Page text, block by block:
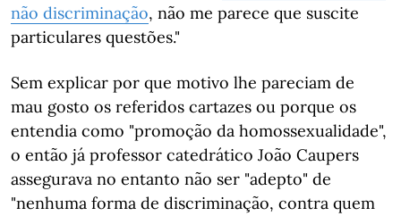
não discriminação, não me parece que suscite
particulares questões."
Sem explicar por que motivo lhe pareciam de
mau gosto os referidos cartazes ou porque os
entendia como "promoção da homossexualidade",
o então já professor catedrático João Caupers
assegurava no entanto não ser "adepto" de
"nenhuma forma de discriminação, contra quem